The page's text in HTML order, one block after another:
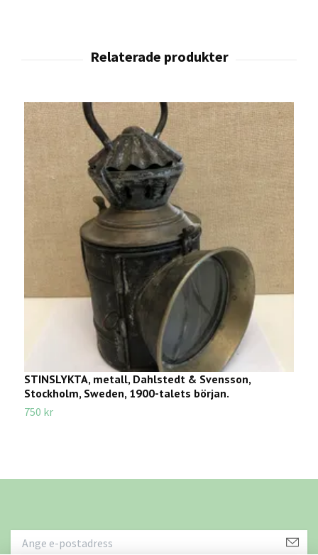
STINSLYKTA, metall, Dahlstedt & Svensson,
Stockholm, Sweden, 1900-talets början.
750 kr